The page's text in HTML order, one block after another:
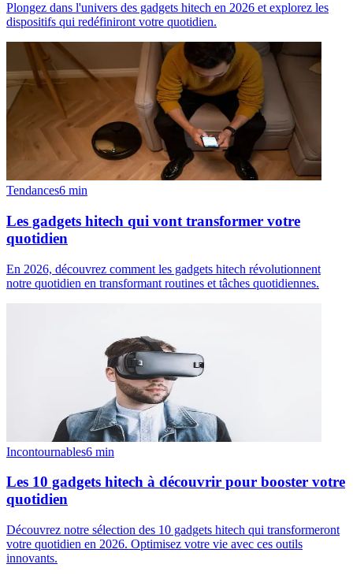
Plongez dans l'univers des gadgets hitech en 2026 et explorez les
dispositifs qui redéfiniront votre quotidien.
Tendances6 min
Les gadgets hitech qui vont transformer votre
quotidien
En 2026, découvrez comment les gadgets hitech révolutionnent
notre quotidien en transformant routines et tâches quotidiennes.
Incontournables6 min
Les 10 gadgets hitech à découvrir pour booster votre
quotidien
Découvrez notre sélection des 10 gadgets hitech qui transformeront
votre quotidien en 2026. Optimisez votre vie avec ces outils
innovants.